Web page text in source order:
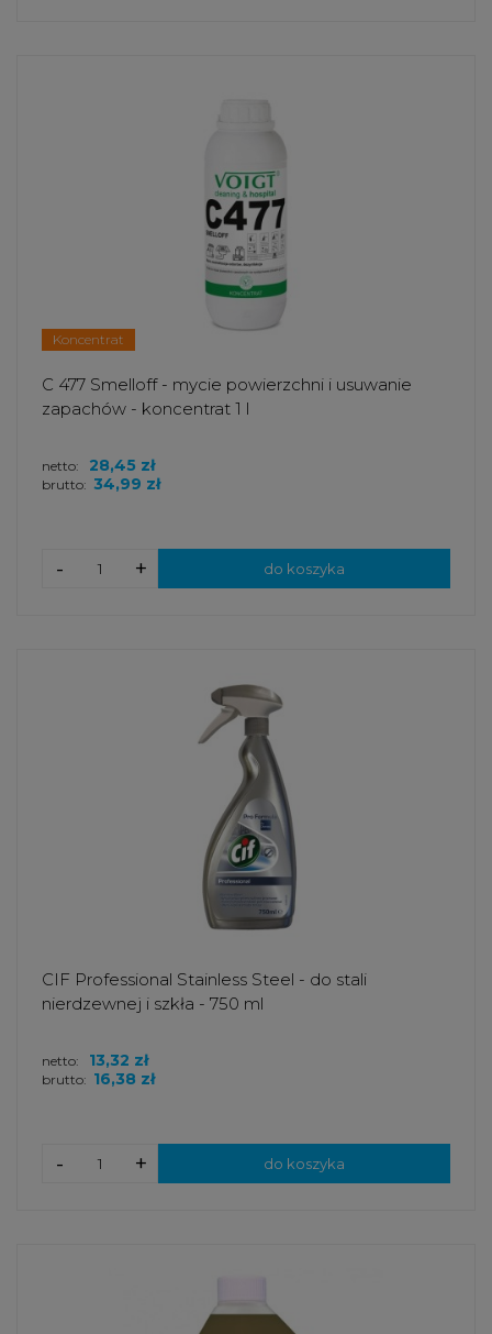
Koncentrat
C 477 Smelloff - mycie powierzchni i usuwanie
zapachów - koncentrat 1 l
brutto: 34,99 zł
netto: 28,45 zł
+
- do koszyka
CIF Professional Stainless Steel - do stali
nierdzewnej i szkła - 750 ml
brutto: 16,38 zł
netto: 13,32 zł
+
- do koszyka